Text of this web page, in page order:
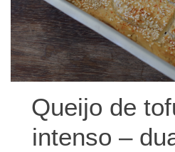
Queijo de
intenso –